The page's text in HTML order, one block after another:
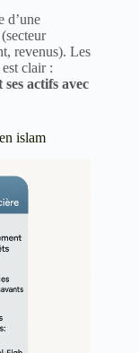
d’une
revenus). Les
clair :
actifs avec
islam